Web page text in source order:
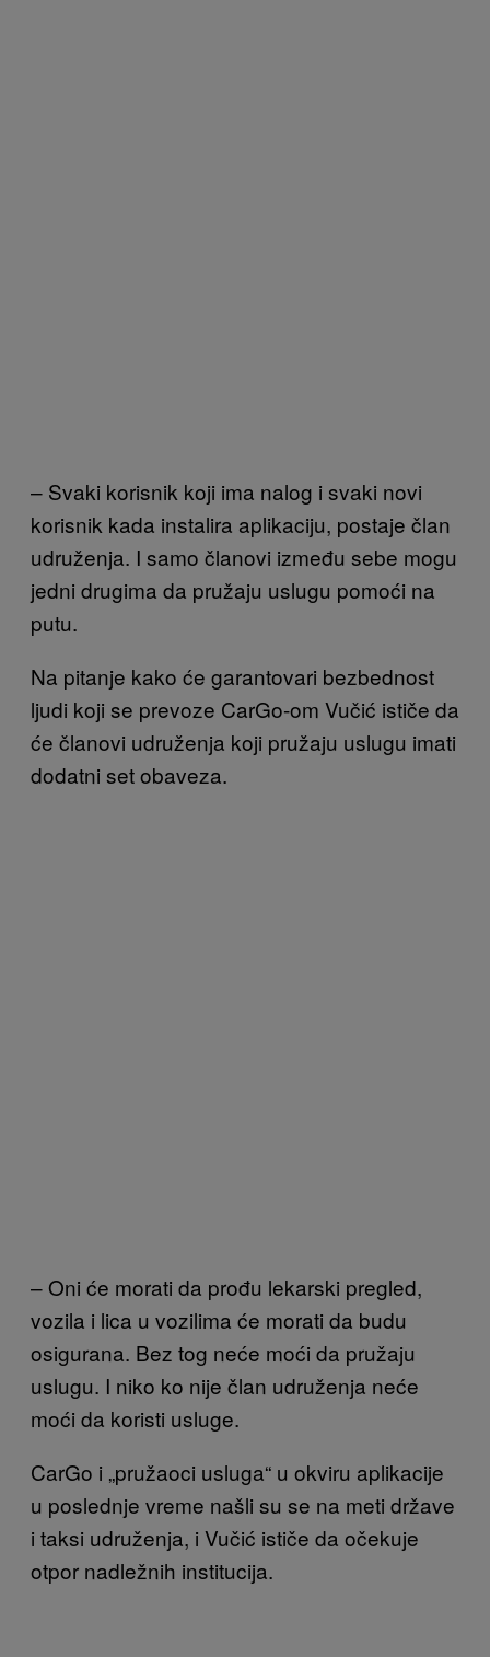
– Svaki korisnik koji ima nalog i svaki novi
korisnik kada instalira aplikaciju, postaje član
udruženja. I samo članovi između sebe mogu
jedni drugima da pružaju uslugu pomoći na
putu.
Na pitanje kako će garantovari bezbednost
ljudi koji se prevoze CarGo-om Vučić ističe da
će članovi udruženja koji pružaju uslugu imati
dodatni set obaveza.
– Oni će morati da prođu lekarski pregled,
vozila i lica u vozilima će morati da budu
osigurana. Bez tog neće moći da pružaju
uslugu. I niko ko nije član udruženja neće
moći da koristi usluge.
CarGo i „pružaoci usluga“ u okviru aplikacije
u poslednje vreme našli su se na meti države
i taksi udruženja, i Vučić ističe da očekuje
otpor nadležnih institucija.